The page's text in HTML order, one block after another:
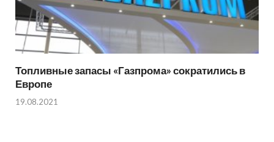
Топливные запасы «Газпрома» сократились в
Европе
19.08.2021